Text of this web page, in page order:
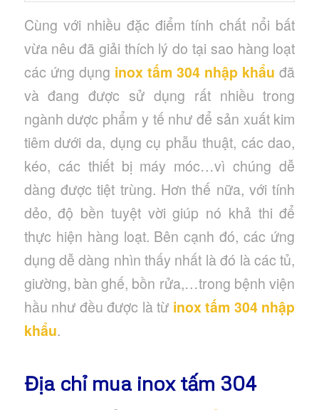
Cùng với nhiều đặc điểm tính chất nổi bất
vừa nêu đã giải thích lý do tại sao hàng loạt
các ứng dụng inox tấm 304 nhập khẩu đã
và đang được sử dụng rất nhiều trong
ngành dược phẩm y tế như để sản xuất kim
tiêm dưới da, dụng cụ phẫu thuật, các dao,
kéo, các thiết bị máy móc…vì chúng dễ
dàng được tiệt trùng. Hơn thế nữa, với tính
dẻo, độ bền tuyệt vời giúp nó khả thi để
thực hiện hàng loạt. Bên cạnh đó, các ứng
dụng dễ dàng nhìn thấy nhất là đó là các tủ,
giường, bàn ghế, bồn rửa,…trong bệnh viện
hầu như đều được là từ inox tấm 304 nhập
khẩu.
Địa chỉ mua inox tấm 304